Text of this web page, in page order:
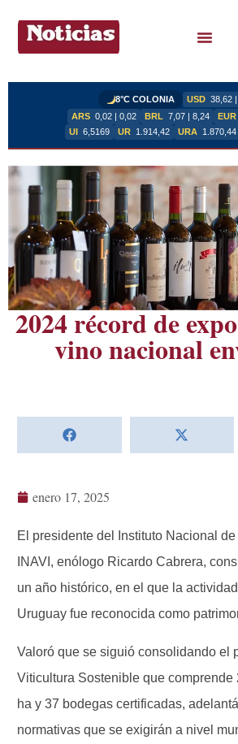
8°C COLONIA USD 38,62
ARS 0,02 | 0,02 BRL 7,07 | 8,24 EUR
UI 6,5169 UR 1.914,42 URA 1.870,44
2024 récord de
vino nacional
enero 17, 2025
El presidente del Instituto Nacional
INAVI, enólogo Ricardo Cabrera,
un año histórico, en el que la
Uruguay fue reconocida como
Valoró que se siguió consolidando el
Viticultura Sostenible que comprende
ha y 37 bodegas certificadas,
normativas que se exigirán a nivel